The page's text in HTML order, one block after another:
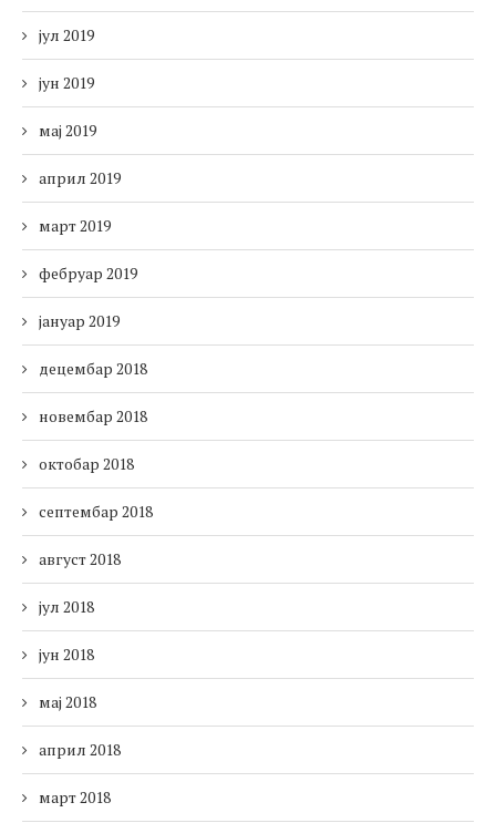
јул 2019
јун 2019
мај 2019
април 2019
март 2019
фебруар 2019
јануар 2019
децембар 2018
новембар 2018
октобар 2018
септембар 2018
август 2018
јул 2018
јун 2018
мај 2018
април 2018
март 2018